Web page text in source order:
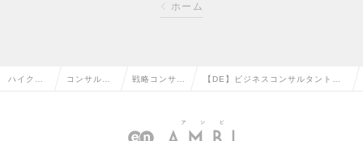
ホーム
ハイクラ コンサルタ 戦略コンサル 【DE】ビジネスコンサルタント